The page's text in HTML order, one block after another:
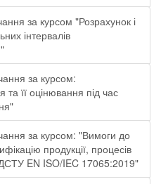
за курсом "Розрахунок і
інтервалів
за курсом:
її оцінювання під час
за курсом: "Вимоги до
продукції, процесів
EN ISO/IEC 17065:2019"